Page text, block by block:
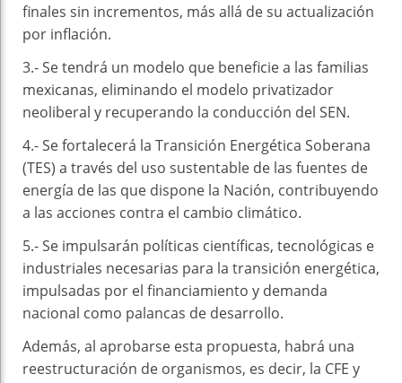
finales sin incrementos, más allá de su actualización
por inflación.
3.- Se tendrá un modelo que beneficie a las familias
mexicanas, eliminando el modelo privatizador
neoliberal y recuperando la conducción del SEN.
4.- Se fortalecerá la Transición Energética Soberana
(TES) a través del uso sustentable de las fuentes de
energía de las que dispone la Nación, contribuyendo
a las acciones contra el cambio climático.
5.- Se impulsarán políticas científicas, tecnológicas e
industriales necesarias para la transición energética,
impulsadas por el financiamiento y demanda
nacional como palancas de desarrollo.
Además, al aprobarse esta propuesta, habrá una
reestructuración de organismos, es decir, la CFE y